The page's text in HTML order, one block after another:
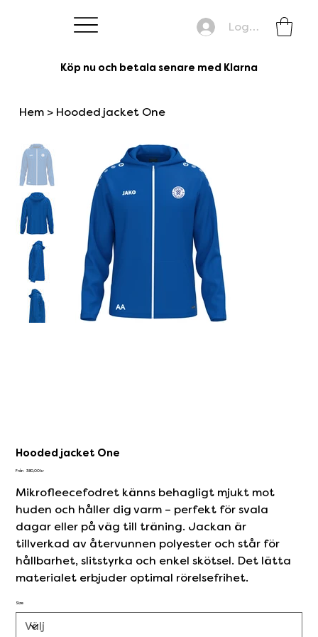
Köp nu och betala senare med Klarna
Logga in
Hem > Hooded jacket One
Hooded jacket One
Från Pris
380,00 kr
Mikrofleecefodret känns behagligt mjukt mot
huden och håller dig varm – perfekt för svala
dagar eller på väg till träning. Jackan är
tillverkad av återvunnen polyester och står för
hållbarhet, slitstyrka och enkel skötsel. Det lätta
materialet erbjuder optimal rörelsefrihet.
Size